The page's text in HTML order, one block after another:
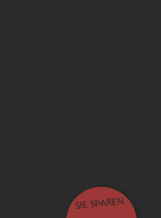
SIE SPAREN